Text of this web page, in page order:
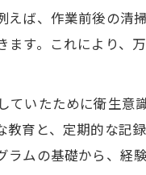
ば、作業前後の清
す。これにより、
いたために衛生意
育と、定期的な記
ムの基礎から、経